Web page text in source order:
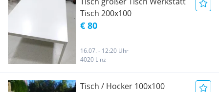
Tisch 200x100
€ 80
16.07. - 12:20 Uhr
4020 Linz
Tisch / Hocker 100x100